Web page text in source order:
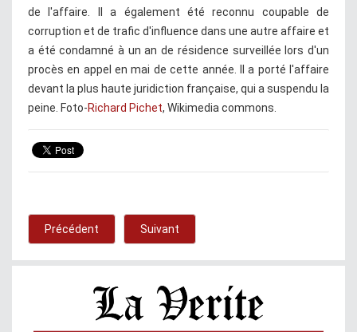
de l'affaire. Il a également été reconnu coupable de
corruption et de trafic d'influence dans une autre affaire et
a été condamné à un an de résidence surveillée lors d'un
procès en appel en mai de cette année. Il a porté l'affaire
devant la plus haute juridiction française, qui a suspendu la
peine. Foto-Richard Pichet, Wikimedia commons.
Précédent Suivant